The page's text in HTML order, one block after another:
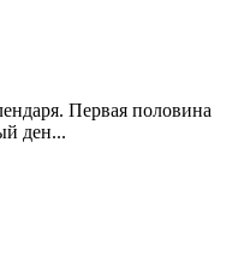
Первая половина
ден...